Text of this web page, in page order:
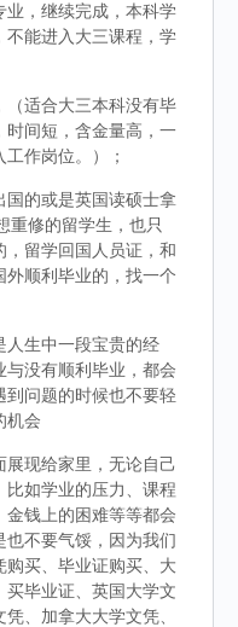
业，继续完成，本科学
不能进入大三课程，学
（适合大三本科没有毕
时间短，含金量高，一
作岗位。）；
国的或是英国读硕士拿
修的留学生，也只
留学回国人员证，和
外顺利毕业的，找一个
人生中一段宝贵的经
与没有顺利毕业，都会
问题的时候也不要轻
机会
现给家里，无论自己
比如学业的压力、课程
钱上的困难等等都会
也不要气馁，因为我们
买、毕业证购买、大
毕业证、英国大学文
、加拿大大学文凭、